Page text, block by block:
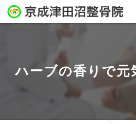
ハーブの香りで元